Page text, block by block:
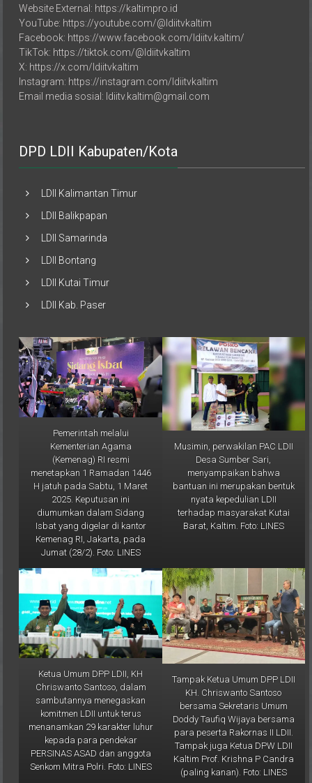
YouTube: https://youtube.com/@ldiitvkaltim
Facebook: https://www.facebook.com/ldiitv.kaltim/
TikTok: https://tiktok.com/@ldiitvkaltim
X: https://x.com/ldiitvkaltim
Instagram: https://instagram.com/ldiitvkaltim
Email media sosial: ldiitv.kaltim@gmail.com
LDII Samarinda
LDII Kutai Timur
Pemerintah melalui
Kementerian Agama
(Kemenag) RI resmi
menetapkan 1 Ramadan 1446
H jatuh pada Sabtu, 1 Maret
2025. Keputusan ini
diumumkan dalam Sidang
Isbat yang digelar di kantor
Kemenag RI, Jakarta, pada
Jumat (28/2). Foto: LINES
Musimin, perwakilan PAC LDII
Desa Sumber Sari,
menyampaikan bahwa
bantuan ini merupakan bentuk
nyata kepedulian LDII
terhadap masyarakat Kutai
Barat, Kaltim. Foto: LINES
Ketua Umum DPP LDII, KH
Chriswanto Santoso, dalam
sambutannya menegaskan
komitmen LDII untuk terus
menanamkan 29 karakter luhur
kepada para pendekar
PERSINAS ASAD dan anggota
Senkom Mitra Polri. Foto: LINES
Tampak Ketua Umum DPP LDII
KH. Chriswanto Santoso
bersama Sekretaris Umum
Doddy Taufiq Wijaya bersama
para peserta Rakornas II LDII.
Tampak juga Ketua DPW LDII
Kaltim Prof. Krishna P Candra
(paling kanan). Foto: LINES